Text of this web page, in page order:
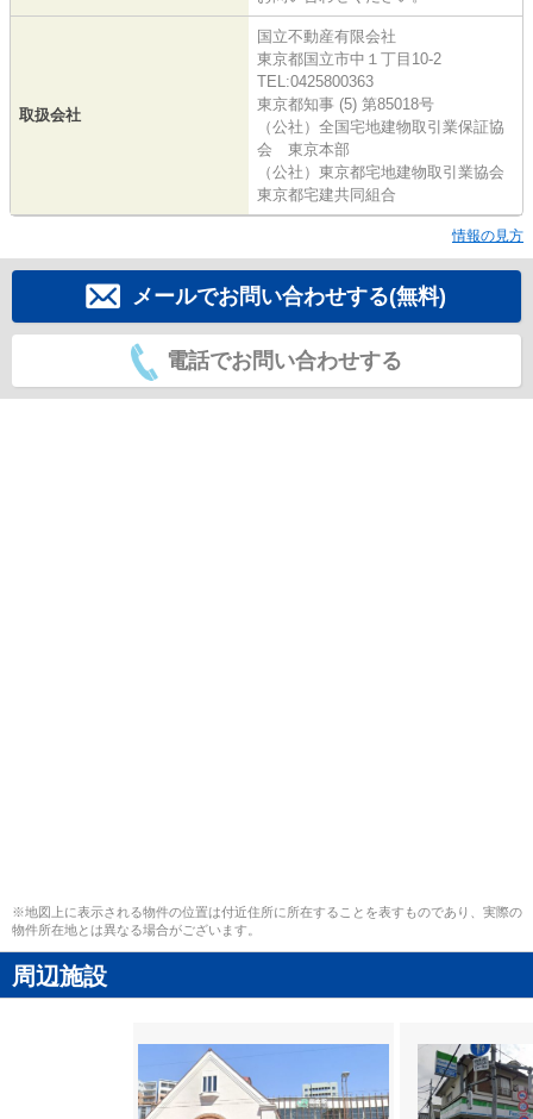
取扱会社
国立不動産有限会社
東京都国立市中１丁目10-2
TEL:0425800363
東京都知事 (5) 第85018号
（公社）全国宅地建物取引業保証協
会 東京本部
（公社）東京都宅地建物取引業協会
東京都宅建共同組合
情報の見方
メールでお問い合わせする(無料)
電話でお問い合わせする
※地図上に表示される物件の位置は付近住所に所在することを表すものであり、実際の
物件所在地とは異なる場合がございます。
周辺施設